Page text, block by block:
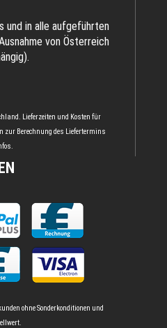
und in alle aufgeführten
von Österreich
Lieferzeiten und Kosten für
zur Berechnung des Liefertermins
ohne Sonderkonditionen und